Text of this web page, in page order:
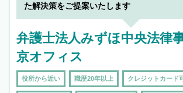
た解決策をご提案いたします
弁護士法人みずほ中央法律
京オフィス
役所から近い 職歴20年以上 クレジットカード